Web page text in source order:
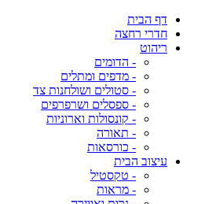
דף הבית
חדרי רחצה
ריהוט
- הדומים
- מדפים ומתלים
- סטולים ושולחנות צד
- ספסלים ושרפרפים
- קונסולות וארוניות
- תאורה
- כורסאות
עיצוב הבית
- טקסטיל
- מראות